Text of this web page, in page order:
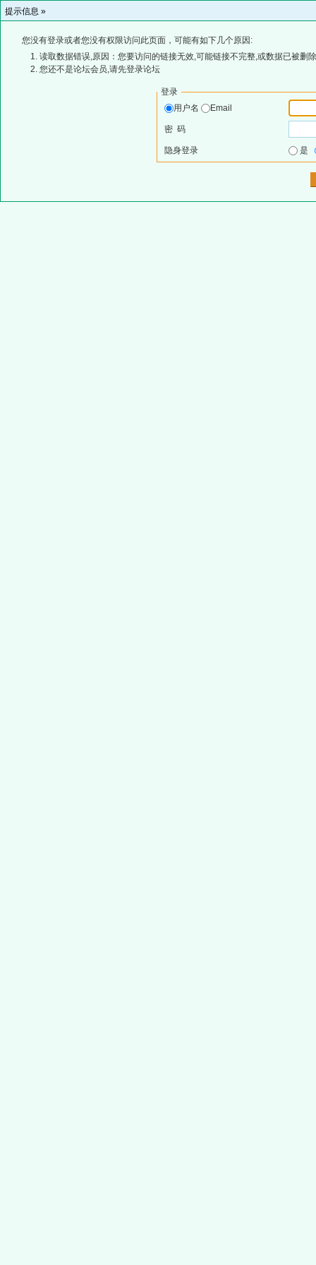
提示信息 »
您没有登录或者您没有权限访问此页面，可能有如下几个原因:
读取数据错误,原因：您要访问的链接无效,可能链接不完整,或数据已被删
您还不是论坛会员,请先登录论坛
登录
用户名
Email
密 码
隐身登录 是